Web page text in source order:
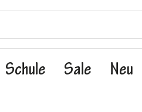
Schule Sale Neu